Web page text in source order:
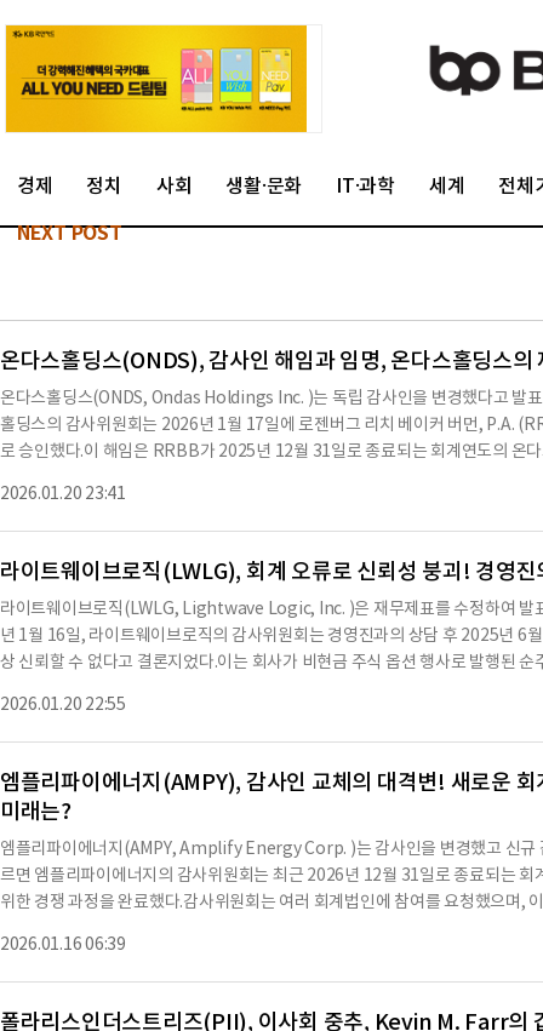
경제 정치 사회 생활·문화 IT·과학 세계 전체
NEXT POST
온다스홀딩스(ONDS), 감사인 해임과 임명, 온다스홀딩스
온다스홀딩스(ONDS, Ondas Holdings Inc. )는 독립 감사인을 변경했다고 발
홀딩스의 감사위원회는 2026년 1월 17일에 로젠버그 리치 베이커 버먼, P.A.
로 승인했다.이 해임은 RRBB가 2025년 12월 31일로 종료되는 회계연도의 온
통지를 전달했다.RRBB는 2023년 및 2024년 회계연도에 대한 온다스홀딩스의
가 없었으며, 불확실성, 감사 범위 또는 회계 원칙에 대한 수정이나 자격이 없었
대한 상당한 의구심에 관한 설명이 포함되어 있었다.2023년 및 2024년 회계연
홀딩스와 RRBB 간에 회계 원칙이나 관행, 재무제표 공시, 감사 범위 또는 절차
만한 사항도 없었다.온다스홀딩스는 RRBB에게 위의 진술에 대한 동의 여부를
다.RRBB의 서한 사본은 2026년 1월 20일자로 작성되었으며, 현재 보고서의
년 1월 17일에 BDO USA, P.C. (BDO)를 독립 등록 공인 회계법인으로 임명하
적용이나 재무제표에 대한 감사 의견에 대해
2026.01.20 23:41
라이트웨이브로직(LWLG), 회계 오류로 신뢰성 붕괴! 경영
라이트웨이브로직(LWLG, Lightwave Logic, Inc. )은 재무제표를 수정하여 발
년 1월 16일, 라이트웨이브로직의 감사위원회는 경영진과의 상담 후 2025년 6
상 신뢰할 수 없다고 결론지었다.이는 회사가 비현금 주식 옵션 행사로 발행된
로 비현금 보상 비용이 705,499달러 감소하였고, 2025년 6월 30일 기준 추가
분기 순손실에도 해당하는 감소를 초래하였다.회사는 이 오류를 수정하고 관련
된 분기에 대한 10-Q 양식의 수정안 제1호를 제출할 예정이다.회사의 경영진은
다.1934년 증권거래법의 요구에 따라, 등록자는 이 보고서를 서명할 권한이 있
API를 이용하여 요약한 내용으로 수치나 문맥상 요약이 컨텐츠 원문과 다를 수
때는 컨텐츠 원문을 필히 필독하시기 바랍니다.
2026.01.20 22:55
엠플리파이에너지(AMPY), 감사인 교체의 대격변! 새로운
미래는?
엠플리파이에너지(AMPY, Amplify Energy Corp. )는 감사인을 변경했고 신규
르면 엠플리파이에너지의 감사위원회는 최근 2026년 12월 31일로 종료되는 회
위한 경쟁 과정을 완료했다.감사위원회는 여러 회계법인에 참여를 요청했으며,
리파이에너지의 연결 재무제표 감사 완료 후 이루어질 예정이다.딜로이트의 감
한 엠플리파이에너지의 연결 재무제표에 대해 부정적인 의견이나 의견 거부가
수정도 없었다.2024년 및 2023년 회계연도와 2026년 1월 12일까지의 중간 기
2026.01.16 06:39
폴라리스인더스트리즈(PII), 이사회 중추, Kevin M. Farr의